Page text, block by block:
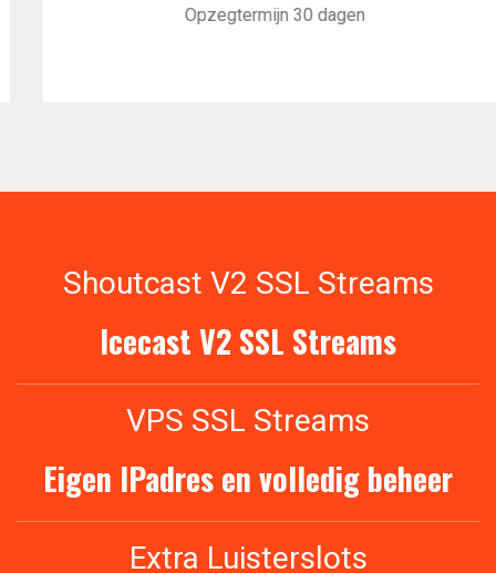
Opzegtermijn 30 dagen
Shoutcast V2 SSL Streams
Icecast V2 SSL Streams
VPS SSL Streams
Eigen IPadres en volledig beheer
Extra Luisterslots